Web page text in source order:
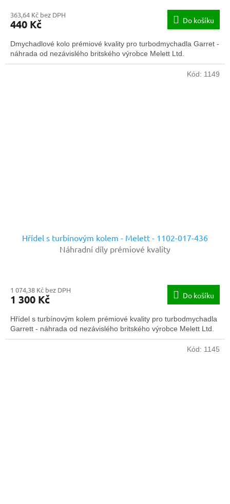
363,64 Kč bez DPH
440 Kč Do košíku
Dmychadlové kolo prémiové kvality pro turbodmychadla Garret -
náhrada od nezávislého britského výrobce Melett Ltd.
Hřídel s turbínovým kolem - Melett - 1102-017-436
Náhradní díly prémiové kvality
1 074,38 Kč bez DPH
1 300 Kč Do košíku
Hřídel s turbínovým kolem prémiové kvality pro turbodmychadla
Garrett - náhrada od nezávislého britského výrobce Melett Ltd.
Kód: 1149
Kód: 1145